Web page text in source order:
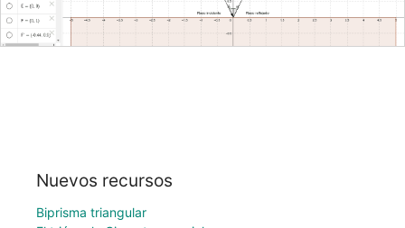
Nuevos recursos
Biprisma triangular